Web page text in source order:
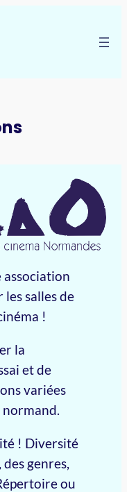
les salles de
!
la
et de
variées
normand.
! Diversité
genres,
ou